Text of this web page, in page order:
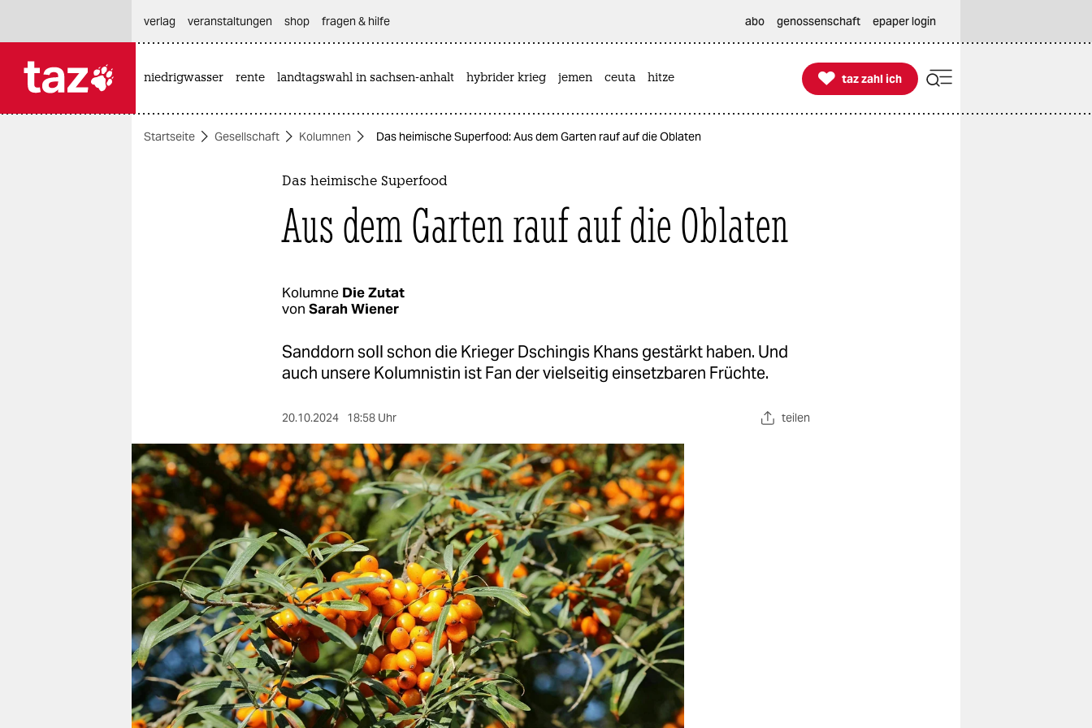
themen
wahrheit
verlag
verlag
veranstaltungen
shop
fragen & hilfe
unterstützen
abo
genossenschaft
verlag
veranstaltungen shop fragen & hilfe abo genossenschaft epaper login
niedrigwasser rente landtagswahl in sachsen-anhalt hybrider krieg jemen ceuta hitze 
taz zahl ich
taz zahl ich
Startseite Gesellschaft Kolumnen Das heimische Superfood: Aus dem Garten rauf auf die Oblaten
Das heimische Superfood
Aus dem Garten rauf auf die Oblaten
Kolumne Die Zutat
von Sarah Wiener
Sanddorn soll schon die Krieger Dschingis Khans gestärkt haben. Und
auch unsere Kolumnistin ist Fan der vielseitig einsetzbaren Früchte.
20.10.2024 18:58 Uhr teilen